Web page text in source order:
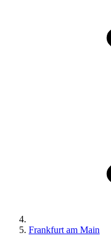
Frankfurt am Main